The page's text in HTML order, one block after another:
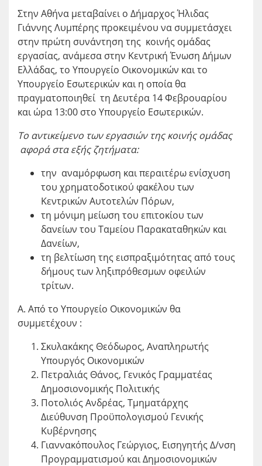
Στην Αθήνα μεταβαίνει ο Δήμαρχος Ήλιδας
Γιάννης Λυμπέρης προκειμένου να συμμετάσχει
στην πρώτη συνάντηση της κοινής ομάδας
εργασίας, ανάμεσα στην Κεντρική Ένωση Δήμων
Ελλάδας, το Υπουργείο Οικονομικών και το
Υπουργείο Εσωτερικών και η οποία θα
πραγματοποιηθεί τη Δευτέρα 14 Φεβρουαρίου
και ώρα 13:00 στο Υπουργείο Εσωτερικών.
Το αντικείμενο των εργασιών της κοινής ομάδας
αφορά στα εξής ζητήματα:
την αναμόρφωση και περαιτέρω ενίσχυση
του χρηματοδοτικού φακέλου των
Κεντρικών Αυτοτελών Πόρων,
τη μόνιμη μείωση του επιτοκίου των
δανείων του Ταμείου Παρακαταθηκών και
Δανείων,
τη βελτίωση της εισπραξιμότητας από τους
δήμους των ληξιπρόθεσμων οφειλών
τρίτων.
Α. Από το Υπουργείο Οικονομικών θα
συμμετέχουν :
Σκυλακάκης Θεόδωρος, Αναπληρωτής
Υπουργός Οικονομικών
Πετραλιάς Θάνος, Γενικός Γραμματέας
Δημοσιονομικής Πολιτικής
Ποτολιός Ανδρέας, Τμηματάρχης
Διεύθυνση Προϋπολογισμού Γενικής
Κυβέρνησης
Γιαννακόπουλος Γεώργιος, Εισηγητής Δ/νση
Προγραμματισμού και Δημοσιονομικών